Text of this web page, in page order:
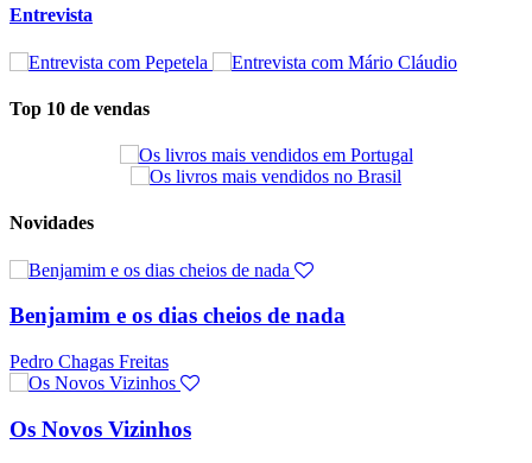
Entrevista
Top 10 de vendas
Novidades
Benjamim e os dias cheios de nada
Pedro Chagas Freitas
Os Novos Vizinhos